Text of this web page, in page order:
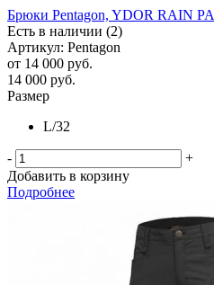
Брюки Pentagon, YDOR RAIN
Есть в наличии (2)
Артикул: Pentagon
от 14 000 руб.
14 000 руб.
Размер
L/32
-
+
Добавить в корзину
Подробнее